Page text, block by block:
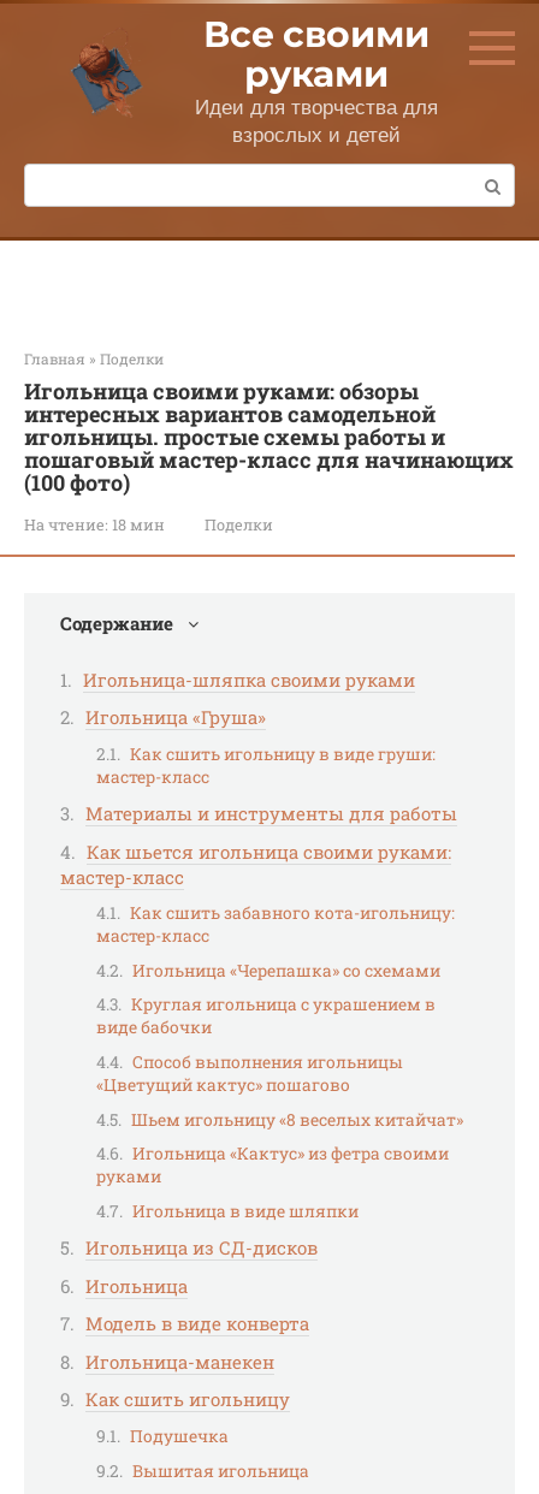
Перейти
контенту
Все своими
руками
Идеи для творчества для
взрослых и детей
Поиск:
Главная » Поделки
Игольница своими руками: обзоры
интересных вариантов самодельной
игольницы. простые схемы работы и
пошаговый мастер-класс для начинающих
(100 фото)
На чтение: 18 мин Поделки
Содержание
Игольница-шляпка своими руками
Игольница «Груша»
Как сшить игольницу в виде груши:
мастер-класс
Материалы и инструменты для работы
Как шьется игольница своими руками:
мастер-класс
Как сшить забавного кота-игольницу:
мастер-класс
Игольница «Черепашка» со схемами
Круглая игольница с украшением в
виде бабочки
Способ выполнения игольницы
«Цветущий кактус» пошагово
Шьем игольницу «8 веселых китайчат»
Игольница «Кактус» из фетра своими
руками
Игольница в виде шляпки
Игольница из СД-дисков
Игольница
Модель в виде конверта
Игольница-манекен
Как сшить игольницу
Подушечка
Вышитая игольница